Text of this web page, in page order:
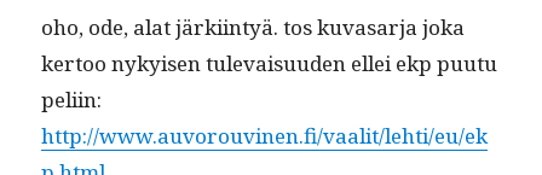
oho, ode, alat järki­in­tyä. tos kuvasar­ja joka
ker­too nykyisen tule­vaisu­u­den ellei ekp puu­tu
peliin:
http://www.auvorouvinen.fi/vaalit/lehti/eu/ek